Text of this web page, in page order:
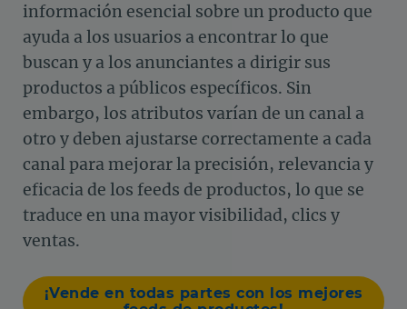
información esencial sobre un producto que
ayuda a los usuarios a encontrar lo que
buscan y a los anunciantes a dirigir sus
productos a públicos específicos. Sin
embargo, los atributos varían de un canal a
otro y deben ajustarse correctamente a cada
canal para mejorar la precisión, relevancia y
eficacia de los feeds de productos, lo que se
traduce en una mayor visibilidad, clics y
ventas.
¡Vende en todas partes con los mejores